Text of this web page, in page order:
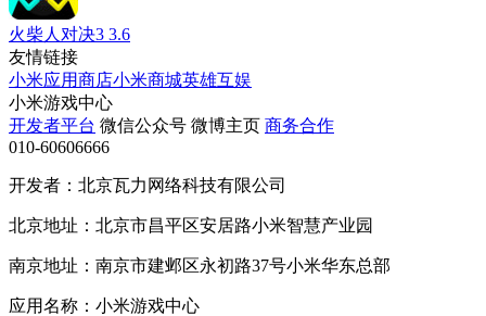
火柴人对决3 3.6
友情链接
小米应用商店小米商城英雄互娱
小米游戏中心
开发者平台 微信公众号 微博主页 商务合作
010-60606666
开发者：北京瓦力网络科技有限公司
北京地址：北京市昌平区安居路小米智慧产业园
南京地址：南京市建邺区永初路37号小米华东总部
应用名称：小米游戏中心